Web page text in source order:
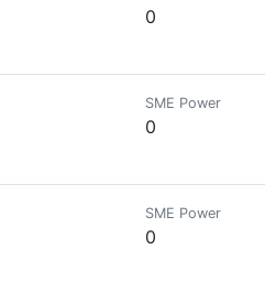
0
SME Power
0
SME Power
0